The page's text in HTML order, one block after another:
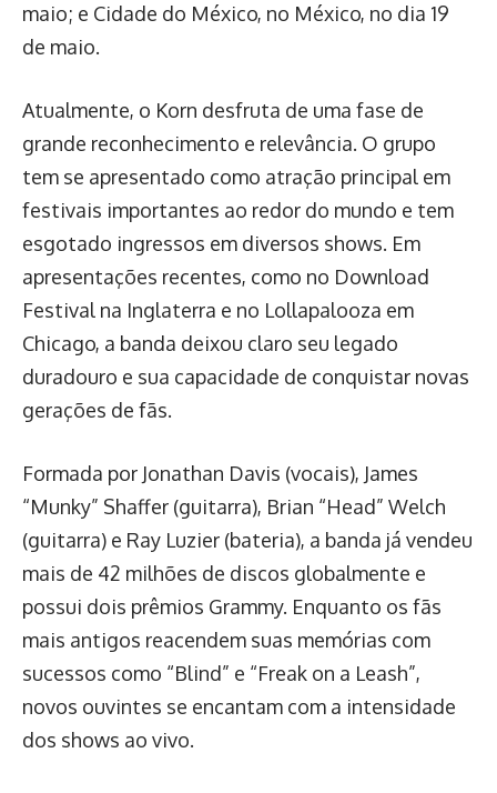
maio; e Cidade do México, no México, no dia 19
de maio.
Atualmente, o Korn desfruta de uma fase de
grande reconhecimento e relevância. O grupo
tem se apresentado como atração principal em
festivais importantes ao redor do mundo e tem
esgotado ingressos em diversos shows. Em
apresentações recentes, como no Download
Festival na Inglaterra e no Lollapalooza em
Chicago, a banda deixou claro seu legado
duradouro e sua capacidade de conquistar novas
gerações de fãs.
Formada por Jonathan Davis (vocais), James
“Munky” Shaffer (guitarra), Brian “Head” Welch
(guitarra) e Ray Luzier (bateria), a banda já vendeu
mais de 42 milhões de discos globalmente e
possui dois prêmios Grammy. Enquanto os fãs
mais antigos reacendem suas memórias com
sucessos como “Blind” e “Freak on a Leash”,
novos ouvintes se encantam com a intensidade
dos shows ao vivo.